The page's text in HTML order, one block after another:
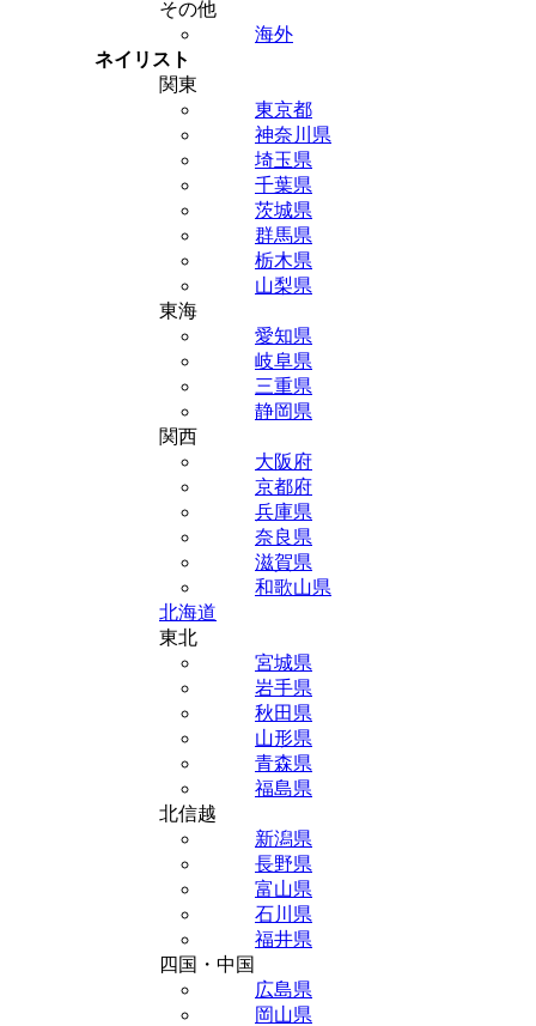
その他
海外
ネイリスト
関東
東京都
神奈川県
埼玉県
千葉県
茨城県
群馬県
栃木県
山梨県
東海
愛知県
岐阜県
三重県
静岡県
関西
大阪府
京都府
兵庫県
奈良県
滋賀県
和歌山県
北海道
東北
宮城県
岩手県
秋田県
山形県
青森県
福島県
北信越
新潟県
長野県
富山県
石川県
福井県
四国・中国
広島県
岡山県